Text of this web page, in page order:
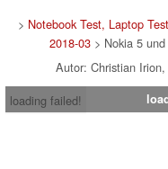
> Notebook Test, Laptop
2018-03 > Nokia 5
Autor: Christian
loading failed!